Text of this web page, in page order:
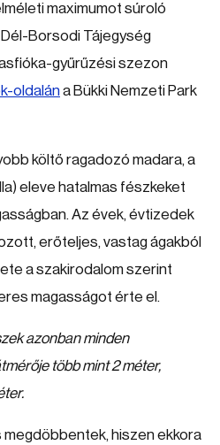
maximumot súroló
Borsodi Tájegység
gyűrűzési szezon
oldalána Bükki Nemzeti Park
költő ragadozó madara, a
eleve hatalmas fészkeket
Az évek, évtizedek
erőteljes, vastag ágakból
a szakirodalom szerint
magasságot érte el.
azonban minden
több mint 2 méter,
megdöbbentek, hiszen ekkora